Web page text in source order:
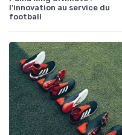
l'innovation au service du
football